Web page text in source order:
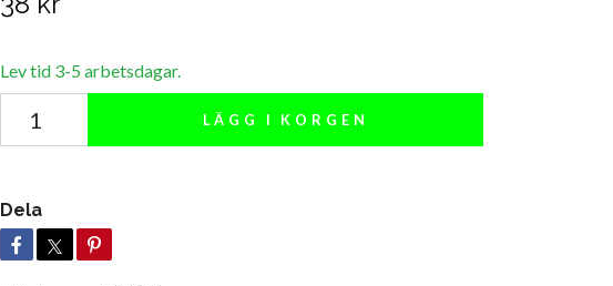
Lev tid 3-5 arbetsdagar.
LÄGG I KORGEN
Dela